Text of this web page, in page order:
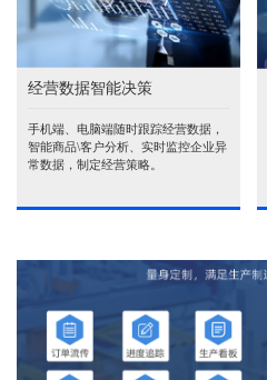
经营数据智能决策
手机端、电脑端随时跟踪经营数据，
智能商品\客户分析、实时监控企业异
常数据，制定经营策略。